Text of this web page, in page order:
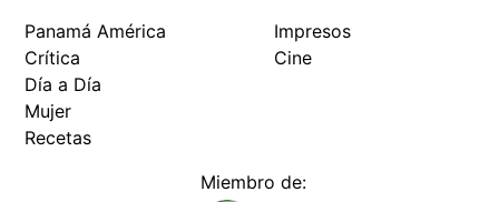
Panamá América
Crítica
Día a Día
Mujer
Recetas
Impresos
Cine
Miembro de: